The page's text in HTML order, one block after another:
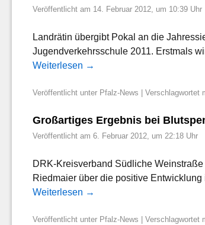
Veröffentlicht am 14. Februar 2012, um 10:39 Uhr
Landrätin übergibt Pokal an die
Jugendverkehrsschule 2011. Erstmals
Weiterlesen →
Veröffentlicht unter Pfalz-News | Verschlagwortet
Großartiges Ergebnis bei
Veröffentlicht am 6. Februar 2012, um 22:18 Uhr
DRK-Kreisverband Südliche
Riedmaier über die positive
Weiterlesen →
Veröffentlicht unter Pfalz-News Verschlagwortet